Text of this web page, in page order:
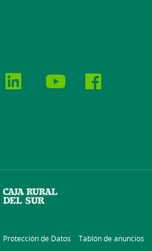
Protección de Datos
Tablón de anuncios